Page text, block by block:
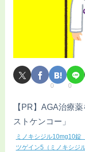
0 0
【PR】AGA治療
ストケンコー」
ミノキシジル10mg10錠
ツゲイン5（ミノキシジ